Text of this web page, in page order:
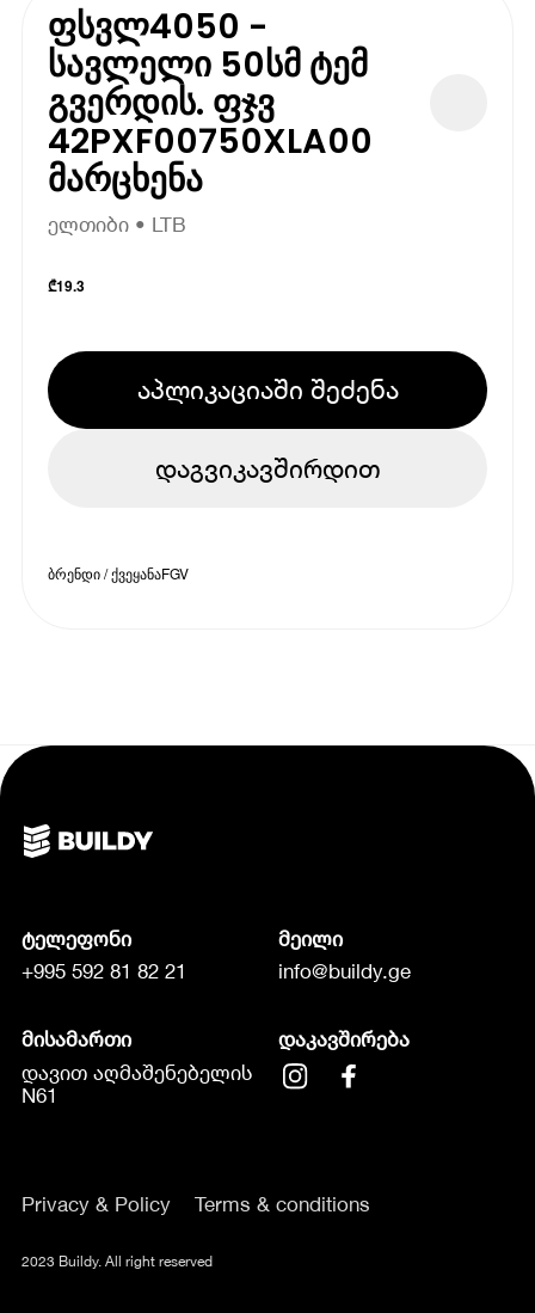
ფსვლ4050 -
სავლელი 50სმ ტემ
გვერდის. ფჯვ
42PXF00750XLA00
მარცხენა
ელთიბი • LTB
₾19.3
აპლიკაციაში შეძენა
დაგვიკავშირდით
ბრენდი / ქვეყანაFGV
ტელეფონი
+995 592 81 82 21
მეილი
info@buildy.ge
მისამართი
დავით აღმაშენებელის
N61
დაკავშირება
Privacy & Policy Terms & conditions
2023 Buildy. All right reserved